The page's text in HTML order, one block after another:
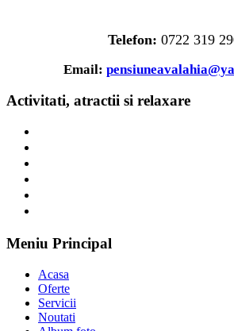
Telefon: 0722 319
Email:
Activitati, atractii si relaxare
Meniu Principal
Acasa
Oferte
Servicii
Noutati